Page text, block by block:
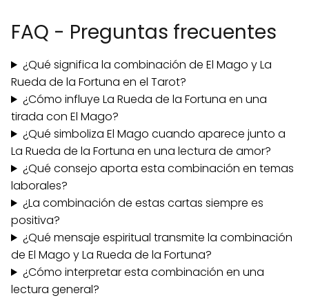
FAQ - Preguntas frecuentes
¿Qué significa la combinación de El Mago y La
Rueda de la Fortuna en el Tarot?
¿Cómo influye La Rueda de la Fortuna en una
tirada con El Mago?
¿Qué simboliza El Mago cuando aparece junto a
La Rueda de la Fortuna en una lectura de amor?
¿Qué consejo aporta esta combinación en temas
laborales?
¿La combinación de estas cartas siempre es
positiva?
¿Qué mensaje espiritual transmite la combinación
de El Mago y La Rueda de la Fortuna?
¿Cómo interpretar esta combinación en una
lectura general?